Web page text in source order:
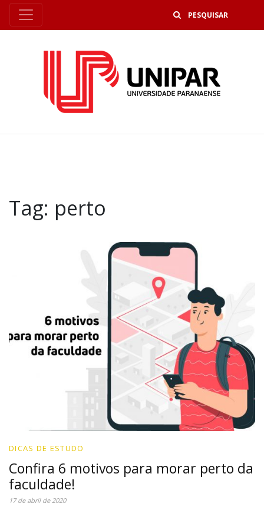
Tag: perto
DICAS DE ESTUDO
Confira 6 motivos para morar perto da
faculdade!
17 de abril de 2020